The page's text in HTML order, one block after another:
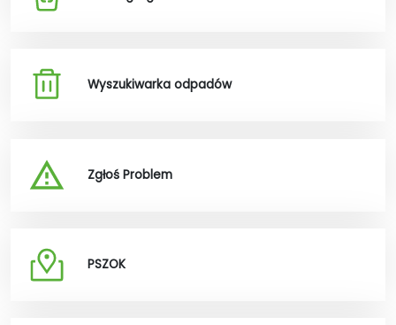
Wyszukiwarka odpadów
Zgłoś Problem
PSZOK